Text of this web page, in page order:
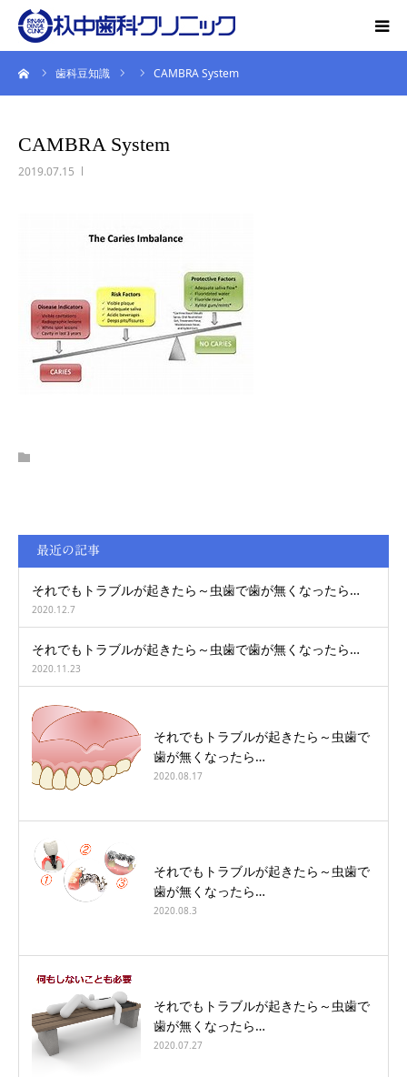
歯科豆知識 CAMBRA System
CAMBRA System
2019.07.15
最近の記事
それでもトラブルが起きたら～虫歯で歯が無くなったら…
2020.12.7
それでもトラブルが起きたら～虫歯で歯が無くなったら…
2020.11.23
それでもトラブルが起きたら～虫歯で
歯が無くなったら…
2020.08.17
それでもトラブルが起きたら～虫歯で
歯が無くなったら…
2020.08.3
それでもトラブルが起きたら～虫歯で
歯が無くなったら…
2020.07.27
初診の方
院の紹介
設備